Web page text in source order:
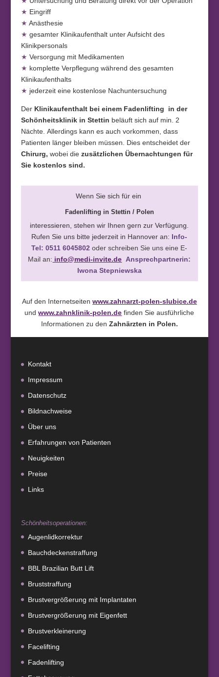
★ Eingriff
★ Anästhesie
★ gesamter Klinikaufenthalt unter Aufsicht des
Klinikpersonals
★ Versorgung mit Medikamenten
★ komplette Verpflegung während des gesamten
Klinikaufenthalts
★ jederzeit eine kostenlose Nachuntersuchung
Der Klinikaufenthalt bei einem Fadenlifting in der
Schönheitsklinik in Stettin beläuft sich auf min. 2
Nächte. Allerdings kann es auch vorkommen, dass
Patienten länger bleiben müssen. Dies entscheidet der
Chirurg, wobei die zusätzlichen Übernachtungen für
Sie kostenlos sind.
Wenn Sie sich für ein
Fadenlifting in Stettin / Polen
interessieren, stehen wir Ihnen gern zur Verfügung.
Rufen Sie uns bitte jederzeit in Hannover an: Info-
Tel: 0511 6045802oder schreiben Sie uns eine E-
Mail an: info@medi-invite.de Ansprechpartnerin:
Iwona Stepniewska
Auf den Internetseiten www.zahnarzt-polen-slubice.de
undwww.zahnklinik-polen.de finden Sie ausführliche
Informationen zu den Zahnärzten in Polen.
Kontakt
Impressum
Datenschutz
Bildnachweise
Über uns
Erfahrungen von Patienten
Neuigkeiten
Preise
Links
Schönheitsoperationen:
Augenlidkorrektur
Bauchdeckenstraffung
BBL Brazilian Butt Lift
Bruststraffung
Brustvergrößerung mit Implantaten
Brustvergrößerung mit Eigenfett
Brustverkleinerung
Facelifting
Fadenlifting